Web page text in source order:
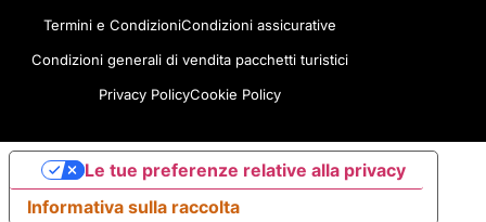
Termini e CondizioniCondizioni assicurative
Condizioni generali di vendita pacchetti turistici
Privacy PolicyCookie Policy
Informativa sulla raccolta
Le tue preferenze relative alla privacy